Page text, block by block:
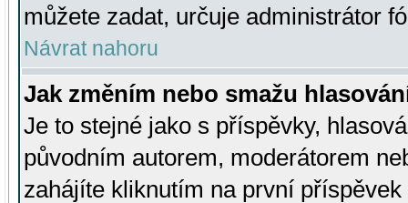
můžete zadat, určuje administrátor
Návrat nahoru
Jak změním nebo smažu
Je to stejné jako s příspěvky,
původním autorem, moderátorem
zahájíte kliknutím na první